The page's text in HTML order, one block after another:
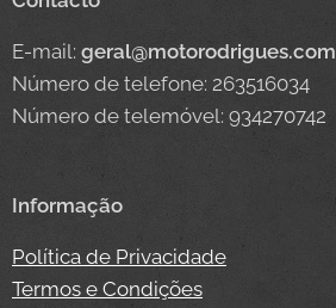
E-mail: geral@motorodrigues.com
Número de telefone: 263516034
Número de telemóvel: 934270742
Informação
Política de Privacidade
Termos e Condições